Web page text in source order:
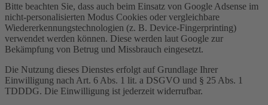
Bitte beachten Sie, dass auch beim Einsatz von Google Adsense im
nicht-personalisierten Modus Cookies oder vergleichbare
Wiedererkennungstechnologien (z. B. Device-Fingerprinting)
verwendet werden können. Diese werden laut Google zur
Bekämpfung von Betrug und Missbrauch eingesetzt.
Die Nutzung dieses Dienstes erfolgt auf Grundlage Ihrer
Einwilligung nach Art. 6 Abs. 1 lit. a DSGVO und § 25 Abs. 1
TDDDG. Die Einwilligung ist jederzeit widerrufbar.